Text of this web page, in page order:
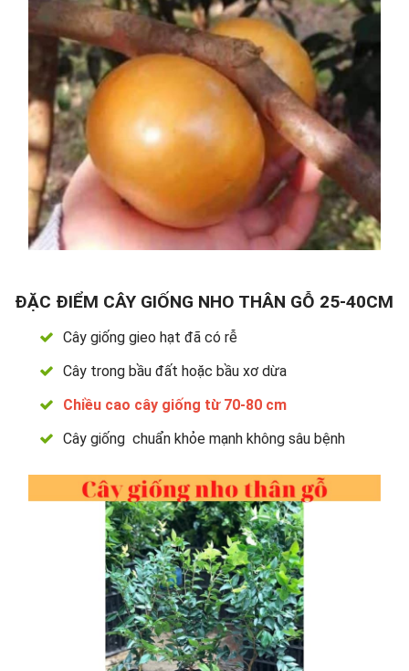
ĐẶC ĐIỂM CÂY GIỐNG NHO THÂN GỖ 25-40CM
Cây giống gieo hạt đã có rễ
Cây trong bầu đất hoặc bầu xơ dừa
Chiều cao cây giống từ 70-80 cm
Cây giống chuẩn khỏe mạnh không sâu bệnh